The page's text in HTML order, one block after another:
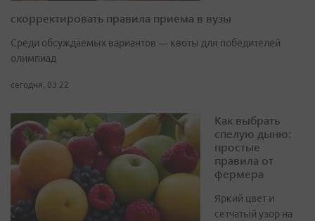
скорректировать правила приема в вузы
Среди обсуждаемых вариантов — квоты для победителей
олимпиад
сегодня, 03:22
Как выбрать
спелую дыню:
простые
правила от
фермера
Яркий цвет и
сетчатый узор на